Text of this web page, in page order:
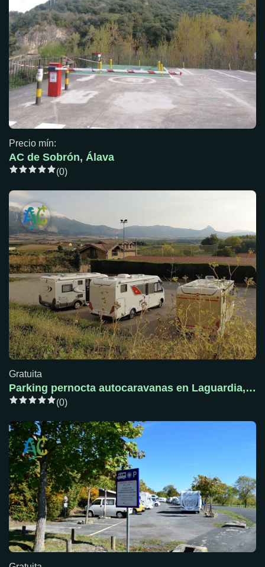
Precio mín:
AC de Sobrón, Álava
(0)
Gratuita
Parking pernocta autocaravanas en Laguardia, Álava
(0)